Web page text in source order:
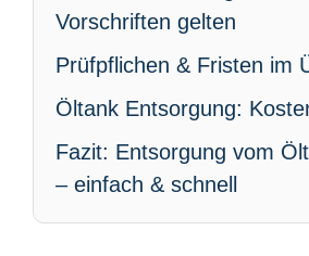
Vorschriften gelten
Prüfpflichen & Fristen im
Öltank Entsorgung:
Fazit: Entsorgung vom
– einfach & schnell